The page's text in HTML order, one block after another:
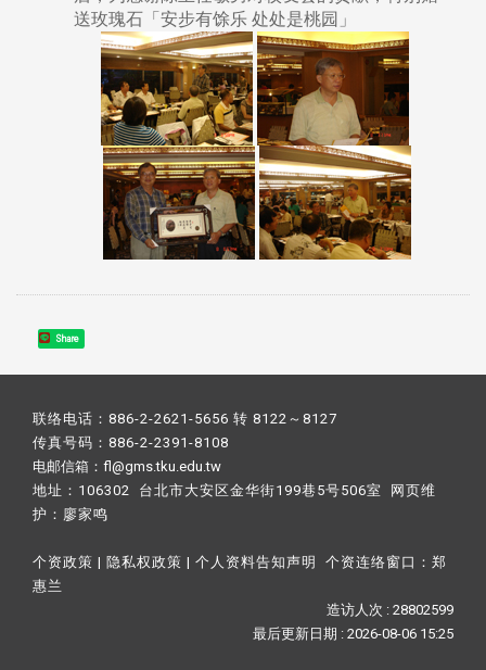
送玫瑰石「安步有馀乐 处处是桃园」
Share
联络电话：886-2-2621-5656 转 8122～8127
传真号码：886-2-2391-8108
电邮信箱：fl@gms.tku.edu.tw
地址：106302 台北市大安区金华街199巷5号506室 网页维
护： 廖家鸣​
个资政策 | 隐私权政策 | 个人资料告知声明 个资连络窗口： 郑
惠兰
造访人次 : 28802599
最后更新日期 :2026-08-06 15:25